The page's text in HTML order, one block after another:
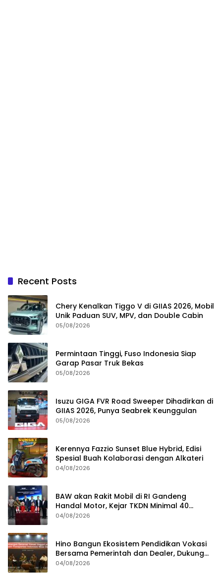
Recent Posts
Chery Kenalkan Tiggo V di GIIAS 2026, Mobil
Unik Paduan SUV, MPV, dan Double Cabin
05/08/2026
Permintaan Tinggi, Fuso Indonesia Siap
Garap Pasar Truk Bekas
05/08/2026
Isuzu GIGA FVR Road Sweeper Dihadirkan di
GIIAS 2026, Punya Seabrek Keunggulan
05/08/2026
Kerennya Fazzio Sunset Blue Hybrid, Edisi
Spesial Buah Kolaborasi dengan Alkateri
04/08/2026
BAW akan Rakit Mobil di RI Gandeng
Handal Motor, Kejar TKDN Minimal 40
Persen
04/08/2026
Hino Bangun Ekosistem Pendidikan Vokasi
Bersama Pemerintah dan Dealer, Dukung
Industri Transportasi
04/08/2026